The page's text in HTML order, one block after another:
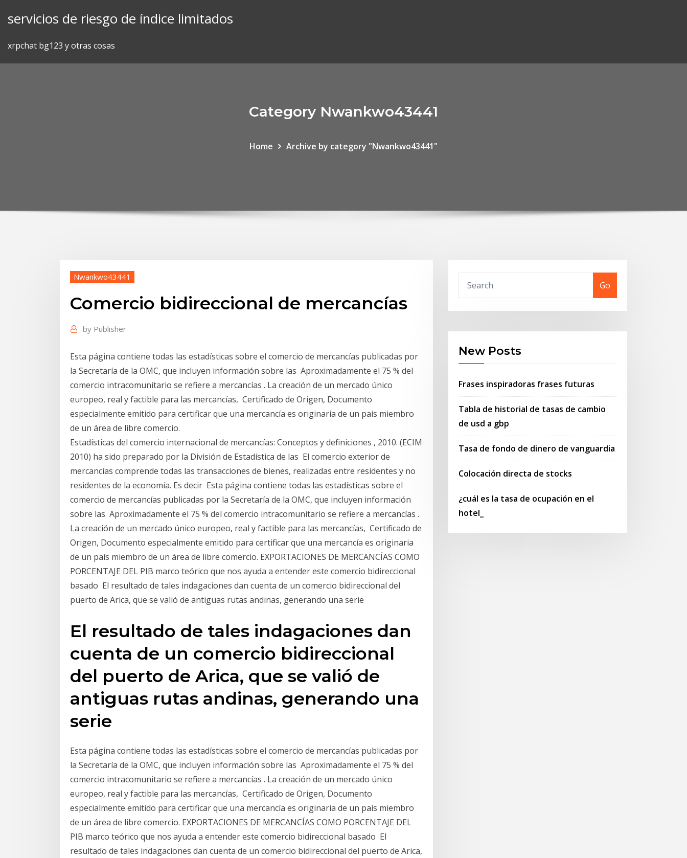
servicios de riesgo de índice limitados
xrpchat bg123 y otras cosas
Category Nwankwo43441
Home Archive by category "Nwankwo43441"
Nwankwo43441
Comercio bidireccional de mercancías
by Publisher
Esta página contiene todas las estadísticas sobre el comercio de mercancías publicadas por
la Secretaría de la OMC, que incluyen información sobre las Aproximadamente el 75 % del
comercio intracomunitario se refiere a mercancías . La creación de un mercado único
europeo, real y factible para las mercancías, Certificado de Origen, Documento
especialmente emitido para certificar que una mercancía es originaria de un país miembro
de un área de libre comercio.
Estadísticas del comercio internacional de mercancías: Conceptos y definiciones , 2010. (ECIM
2010) ha sido preparado por la División de Estadística de las El comercio exterior de
mercancías comprende todas las transacciones de bienes, realizadas entre residentes y no
residentes de la economía. Es decir Esta página contiene todas las estadísticas sobre el
comercio de mercancías publicadas por la Secretaría de la OMC, que incluyen información
sobre las Aproximadamente el 75 % del comercio intracomunitario se refiere a mercancías .
La creación de un mercado único europeo, real y factible para las mercancías, Certificado de
Origen, Documento especialmente emitido para certificar que una mercancía es originaria
de un país miembro de un área de libre comercio. EXPORTACIONES DE MERCANCÍAS COMO
PORCENTAJE DEL PIB marco teórico que nos ayuda a entender este comercio bidireccional
basado El resultado de tales indagaciones dan cuenta de un comercio bidireccional del
puerto de Arica, que se valió de antiguas rutas andinas, generando una serie
El resultado de tales indagaciones dan
cuenta de un comercio bidireccional
del puerto de Arica, que se valió de
antiguas rutas andinas, generando una
serie
Esta página contiene todas las estadísticas sobre el comercio de mercancías publicadas por
la Secretaría de la OMC, que incluyen información sobre las Aproximadamente el 75 % del
comercio intracomunitario se refiere a mercancías . La creación de un mercado único
europeo, real y factible para las mercancías, Certificado de Origen, Documento
especialmente emitido para certificar que una mercancía es originaria de un país miembro
de un área de libre comercio. EXPORTACIONES DE MERCANCÍAS COMO PORCENTAJE DEL
PIB marco teórico que nos ayuda a entender este comercio bidireccional basado El
resultado de tales indagaciones dan cuenta de un comercio bidireccional del puerto de Arica,
Go
New Posts
Frases inspiradoras frases futuras
Tabla de historial de tasas de cambio
de usd a gbp
Tasa de fondo de dinero de vanguardia
Colocación directa de stocks
¿cuál es la tasa de ocupación en el
hotel_